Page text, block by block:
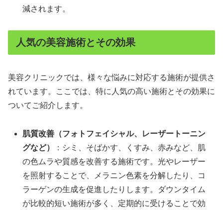
減されます。
人気の美容施術とその効果
美容クリニックでは、様々な悩みに対応する施術が提供さ
れています。ここでは、特に人気の高い施術とその効果に
ついてご紹介します。
肌質改善（フォトフェイシャル、レーザートーニン
グなど）
：シミ、そばかす、くすみ、赤みなど、肌
の色ムラや質感を改善する施術です。光やレーザー
を照射することで、メラニン色素を分解したり、コ
ラーゲンの生成を促進したりします。ダウンタイム
が比較的短い施術が多く、定期的に受けることで効